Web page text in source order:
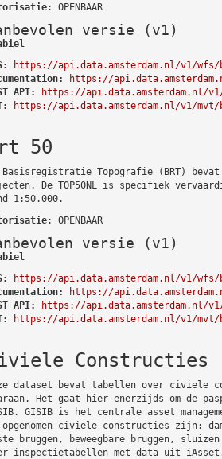
: OPENBAAR
versie (v1)
https://api.data.amsterdam.nl/v1/wfs/
https://
API:
https://api.data.amsterdam.nl/
https://api.data.amsterdam.nl/v1/mvt/
50
Basisregistratie Topografie (BRT)
De TOP50NL is specifiek
1:50.000.
: OPENBAAR
versie (v1)
https://api.data.amsterdam.nl/v1/wfs/
https://
API:
https://api.data.amsterdam.nl/
https://api.data.amsterdam.nl/v1/mvt/
Constructies
dataset bevat tabellen over civiele
Het gaat hier enerzijds om de
GISIB is het centrale asset
opgenomen civiele constructies zijn:
bruggen, beweegbare bruggen,
inspectietabellen met data uit